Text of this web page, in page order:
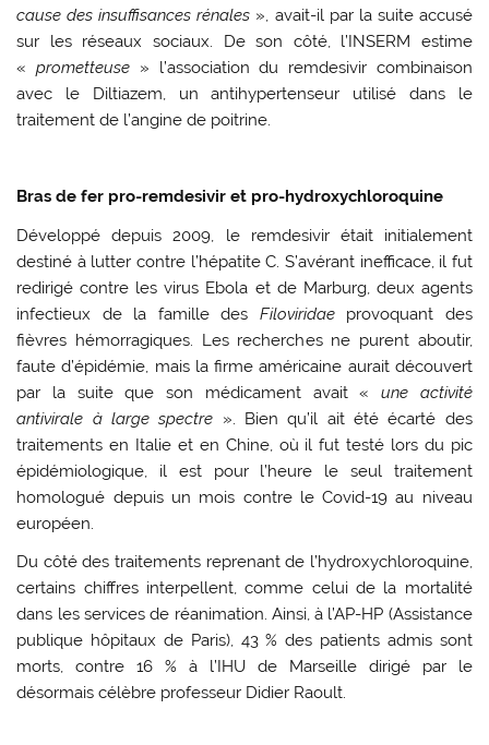
cause des insuffisances rénales », avait-il par la suite accusé
sur les réseaux sociaux. De son côté, l’INSERM estime
« prometteuse» l’association du remdesivir combinaison
avec le Diltiazem, un antihypertenseur utilisé dans le
traitement de l’angine de poitrine.
Bras de fer pro-remdesivir et pro-hydroxychloroquine
Développé depuis 2009, le remdesivir était initialement
destiné à lutter contre l’hépatite C. S’avérant inefficace, il fut
redirigé contre les virus Ebola et de Marburg, deux agents
infectieux de la famille des Filoviridaeprovoquant des
fièvres hémorragiques. Les recherches ne purent aboutir,
faute d’épidémie, mais la firme américaine aurait découvert
par la suite que son médicament avait «une activité
antivirale à large spectre ». Bien qu’il ait été écarté des
traitements en Italie et en Chine, où il fut testé lors du pic
épidémiologique, il est pour l’heure le seul traitement
homologué depuis un mois contre le Covid-19 au niveau
européen.
Du côté des traitements reprenant de l’hydroxychloroquine,
certains chiffres interpellent, comme celui de la mortalité
dans les services de réanimation. Ainsi, à l’AP-HP (Assistance
publique hôpitaux de Paris), 43 % des patients admis sont
morts, contre 16 % à l’IHU de Marseille dirigé par le
désormais célèbre professeur Didier Raoult.